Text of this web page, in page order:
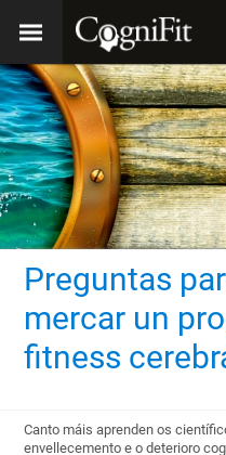
Preguntas
mercar un
fitness
Canto máis aprenden os
envellecemento e o deterioro